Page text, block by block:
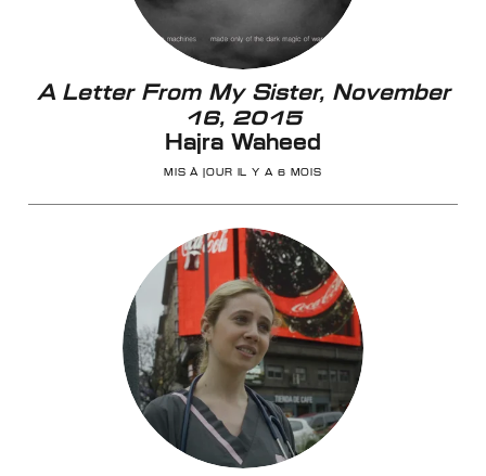
A Letter From My Sister, November
16, 2015
Hajra Waheed
MIS À JOUR IL Y A 6 MOIS